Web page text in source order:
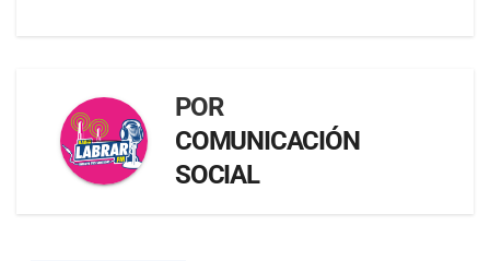
POR
COMUNICACIÓN
SOCIAL